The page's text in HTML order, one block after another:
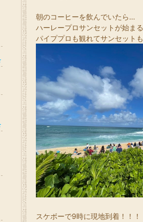
朝のコーヒーを飲んでいたら…
ハーレープロサンセットが始ま
パイププロも観れてサンセット
スケボーで9時に現地到着！！！